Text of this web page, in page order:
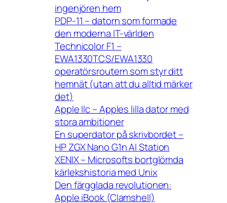
ingenjören hem
PDP-11 – datorn som formade
den moderna IT-världen
Technicolor F1 –
EWA1330TCS/EWA1330
operatörsroutern som styr ditt
hemnät (utan att du alltid märker
det)
Apple IIc – Apples lilla dator med
stora ambitioner
En superdator på skrivbordet –
HP ZGX Nano G1n AI Station
XENIX – Microsofts bortglömda
kärlekshistoria med Unix
Den färgglada revolutionen:
Apple iBook (Clamshell)